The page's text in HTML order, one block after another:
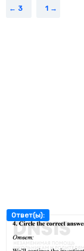
3 1
Ответ(ы):